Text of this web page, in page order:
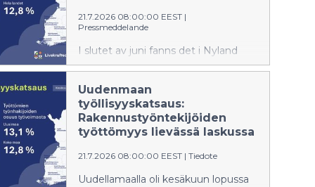
21.7.2026 08:00:00 EEST |
Pressmeddelande
I slutet av juni fanns det i Nyland
122 804 arbetslösa arbetssökande,
Antalet ökade med 5,7 % jämfört
med juni i fjol.
Uudenmaan
työllisyyskatsaus:
Rakennustyöntekijöiden
työttömyys lievässä laskussa
21.7.2026 08:00:00 EEST | Tiedote
Uudellamaalla oli kesäkuun lopussa